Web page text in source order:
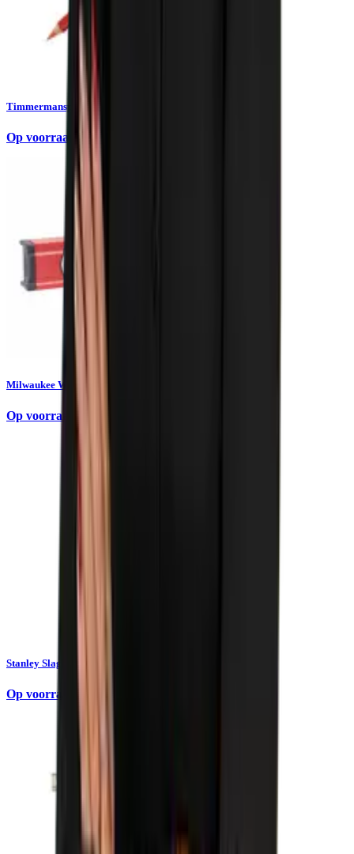
Timmermanspotlood Lyra 4710R rood-blauw 24cm
Op voorraad
Milwaukee Waterpas REDSTICK Slim box 20cm
Op voorraad
Stanley Slaglijnmolen Powerwinder 30m 0-47-460
Op voorraad